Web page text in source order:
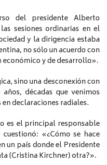
del presidente Alberto
sesiones ordinarias en el
y la dirigencia estaba
no sólo un acuerdo con
y de desarrollo».
sino una desconexión con
décadas que venimos
declaraciones radiales.
es el principal responsable
«¿Cómo se hace
un país donde el Presidente
(Cristina Kirchner) otra?».